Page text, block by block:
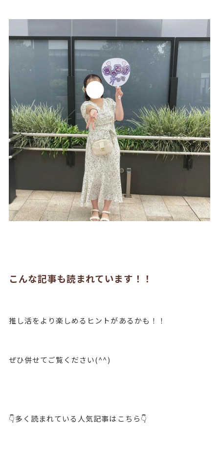
こんな記事も読まれています！！
推し活をより楽しめるヒントがあるかも！！
ぜひ併せてご覧ください(^^)
👇多く読まれている人気記事はこちら👇